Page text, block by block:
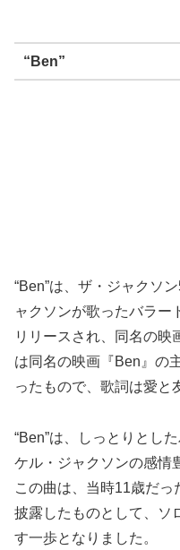
“Ben”
“Ben”は、ザ・ジャクソ
ャクソンが歌ったバラー
リリースされ、同名の映
は同名の映画『Ben』の
ったもので、歌詞は愛と
“Ben”は、しっとりとし
ケル・ジャクソンの感情
この曲は、当時11歳だ
披露したものとして、ソ
す一歩となりました。